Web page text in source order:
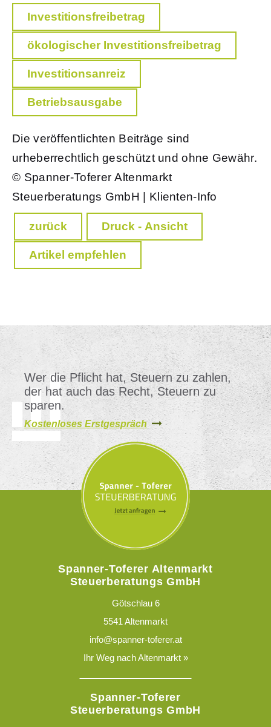
Investitionsfreibetrag
ökologischer Investitionsfreibetrag
Investitionsanreiz
Betriebsausgabe
Die veröffentlichten Beiträge sind
urheberrechtlich geschützt und ohne Gewähr.
© Spanner-Toferer Altenmarkt
Steuerberatungs GmbH | Klienten-Info
zurück Druck - Ansicht
Artikel empfehlen
Wer die Pflicht hat, Steuern zu zahlen,
der hat auch das Recht, Steuern zu
sparen.
Kostenloses Erstgespräch
Spanner-Toferer Altenmarkt
Steuerberatungs GmbH
Götschlau 6
5541 Altenmarkt
info@spanner-toferer.at
Ihr Weg nach Altenmarkt »
Spanner-Toferer
Steuerberatungs GmbH